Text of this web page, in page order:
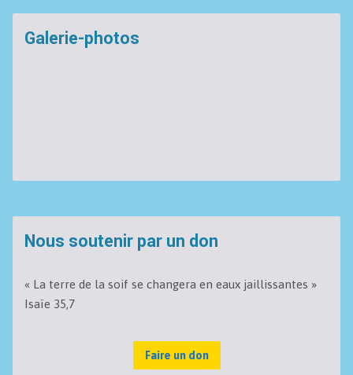
Galerie-photos
Nous soutenir par un don
« La terre de la soif se changera en eaux jaillissantes »
Isaïe 35,7
Faire un don